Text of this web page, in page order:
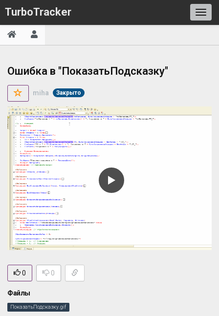
TurboTracker
Ошибка в "ПоказатьПодсказку"
miha Закрыто
0 0
Файлы
ПоказатьПодсказку.gif